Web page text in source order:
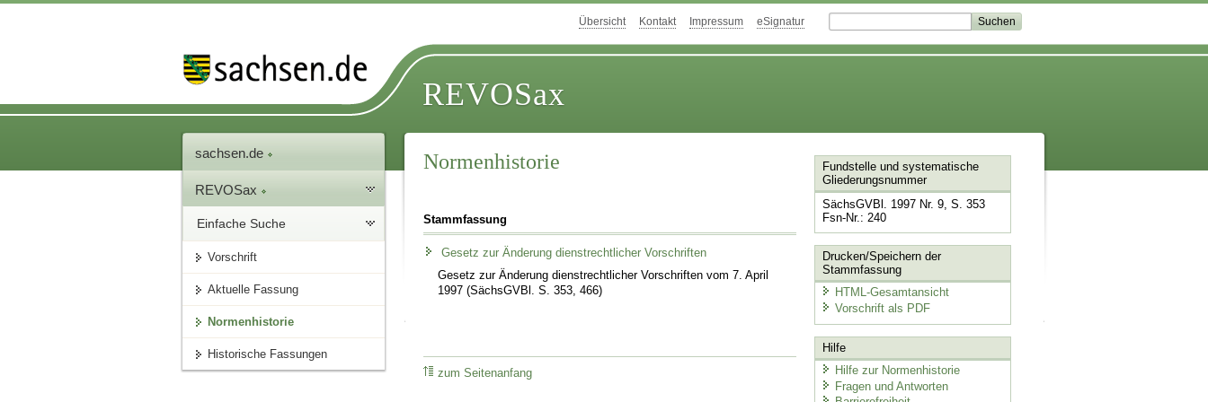
Übersicht Kontakt Impressum eSignatur
REVOSax
sachsen.de
REVOSax
Einfache Suche
Vorschrift
Aktuelle Fassung
Normenhistorie
Historische Fassungen
Normenhistorie
Stammfassung
Gesetz zur Änderung dienstrechtlicher Vorschriften
Gesetz zur Änderung dienstrechtlicher Vorschriften vom 7. April
1997 (SächsGVBl. S. 353, 466)
zum Seitenanfang
Fundstelle und systematische
Gliederungsnummer
SächsGVBl. 1997 Nr. 9, S. 353
Fsn-Nr.: 240
Drucken/Speichern der
Stammfassung
HTML-Gesamtansicht
Vorschrift als PDF
Hilfe
Hilfe zur Normenhistorie
Fragen und Antworten